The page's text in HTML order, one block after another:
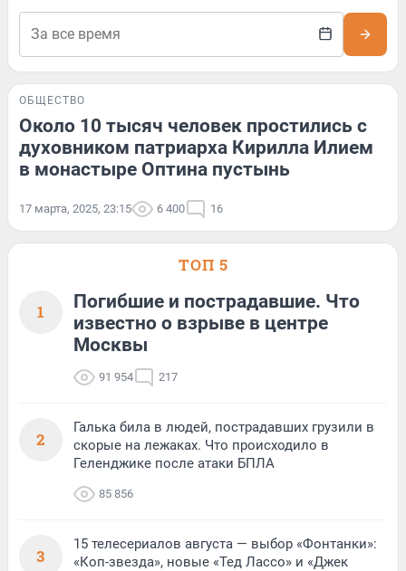
ОБЩЕСТВО
Около 10 тысяч человек простились с
духовником патриарха Кирилла Илием
в монастыре Оптина пустынь
17 марта, 2025, 23:15 6 400 16
ТОП 5
1
Погибшие и пострадавшие. Что
известно о взрыве в центре
Москвы
91 954 217
2
Галька била в людей, пострадавших грузили в
скорые на лежаках. Что происходило в
Геленджике после атаки БПЛА
85 856
3
15 телесериалов августа — выбор «Фонтанки»:
«Коп-звезда», новые «Тед Лассо» и «Джек